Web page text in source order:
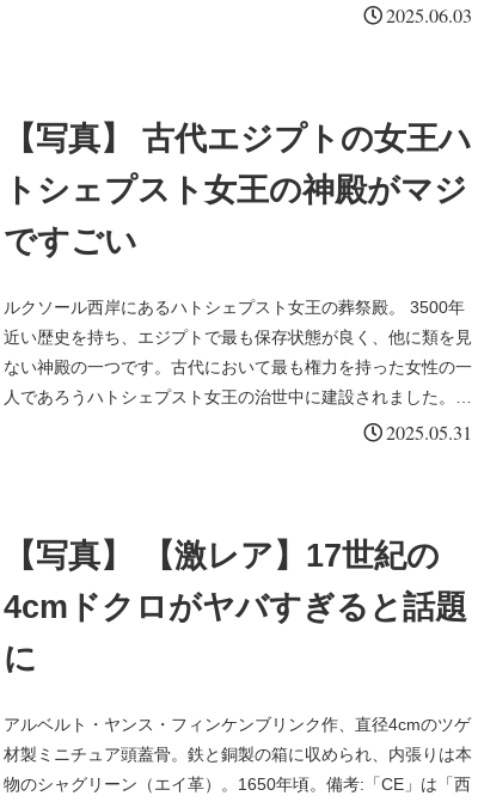
2025.06.03
【写真】 古代エジプトの女王ハ
トシェプスト女王の神殿がマジ
ですごい
ルクソール西岸にあるハトシェプスト女王の葬祭殿。 3500年
近い歴史を持ち、エジプトで最も保存状態が良く、他に類を見
ない神殿の一つです。古代において最も権力を持った女性の一
人であろうハトシェプスト女王の治世中に建設されました。
2025.05.31
【写真】 【激レア】17世紀の
4cmドクロがヤバすぎると話題
に
アルベルト・ヤンス・フィンケンブリンク作、直径4cmのツゲ
材製ミニチュア頭蓋骨。鉄と銅製の箱に収められ、内張りは本
物のシャグリーン（エイ革）。1650年頃。備考:「CE」は「西